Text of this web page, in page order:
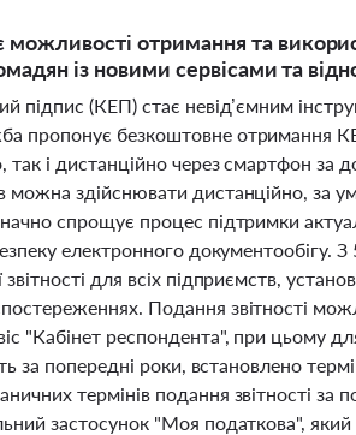
отримання та
із новими сервісами та
підпис (КЕП) стає невід’ємним
пропонує безкоштовне отримання
так і дистанційно через смартфон
можна здійснювати дистанційно, за
спрощує процес підтримки
електронного
для всіх підприємств,
Подання звітності
"Кабінет респондента", при цьому
за попередні роки, встановлено
термінів подання звітності за
застосунок "Моя податкова",